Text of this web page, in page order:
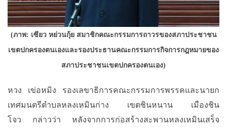
(ภาพ: เซียว หย่วนกุ้ย สมาชิกคณะกรรมการถาวรของสภาประชาชน
เขตปกครองตนเองและรองประธานคณะกรรมการกิจการกฎหมายของ
สภาประชาชนเขตปกครองตนเอง)
หวง เข่อหมิง
รองเลขาธิการคณะกรรมการพรรคและนายก
เทศมนตรีตำบลหลงเหมินก่าง
เขตชินหนาน
เมืองชิน
โจว
กล่าวว่า
หลังจากการก่อสร้างสะพานหลงเหมินเสร็จ